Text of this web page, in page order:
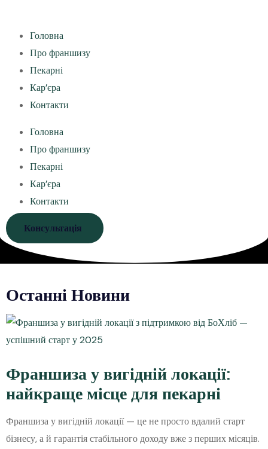
Головна
Про франшизу
Пекарні
Кар’єра
Контакти
Головна
Про франшизу
Пекарні
Кар’єра
Контакти
Консультація
Останні Новини
Франшиза у вигідній локації:
найкраще місце для пекарні
Франшиза у вигідній локації — це не просто вдалий старт
бізнесу, а й гарантія стабільного доходу вже з перших місяців.